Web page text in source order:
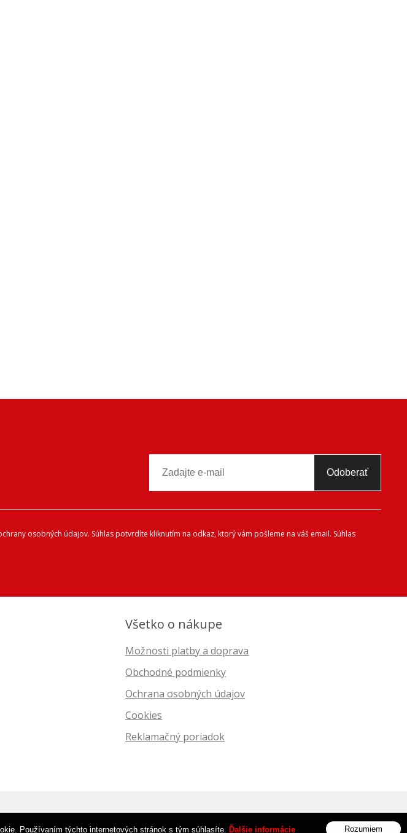
Odoberať
osobných údajov. Súhlas potvrdíte kliknutím na odkaz, ktorý vám pošleme na váš email. Súhlas
Všetko o nákupe
Možnosti platby a doprava
Obchodné podmienky
Ochrana osobných údajov
Cookies
Reklamačný poriadok
Používaním týchto internetových stránok s tým súhlasíte. Ďalšie informácie Rozumiem